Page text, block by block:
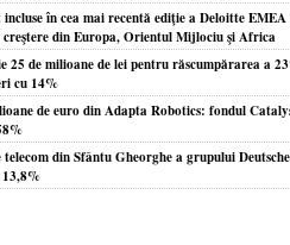
în cea mai recentă ediţie a Deloitte
creştere din Europa, Orientul Mijlociu şi Africa
25 de milioane de lei pentru răscumpărarea a
cu 14%
de euro din Adapta Robotics: fondul
din Sfântu Gheorghe a grupului
13,8%